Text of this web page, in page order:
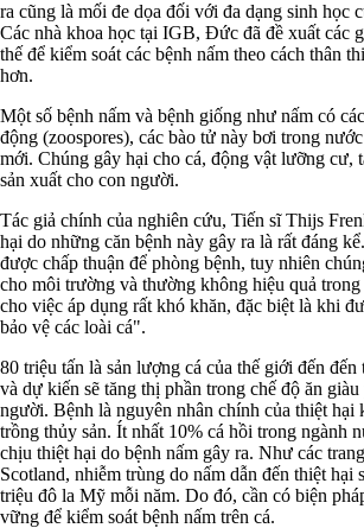
ra cũng là mối đe dọa đối với đa dạng sinh học
Các nhà khoa học tại IGB, Đức đã đề xuất các
thế để kiểm soát các bệnh nấm theo cách thân
hơn.
Một số bệnh nấm và bệnh giống như nấm có
động (zoospores), các bào tử này bơi trong
mới. Chúng gây hại cho cá, động vật lưỡng cư,
sản xuất cho con người.
Tác giả chính của nghiên cứu, Tiến sĩ Thijs
hại do những căn bệnh này gây ra là rất đáng
được chấp thuận để phòng bệnh, tuy nhiên
cho môi trường và thường không hiệu quả
cho việc áp dụng rất khó khăn, đặc biệt là khi
bảo vệ các loài cá".
80 triệu tấn là sản lượng cá của thế giới đến
và dự kiến sẽ tăng thị phần trong chế độ ăn
người. Bệnh là nguyên nhân chính của thiệt hại
trồng thủy sản. Ít nhất 10% cá hồi trong ngành
chịu thiệt hại do bệnh nấm gây ra. Như các
Scotland, nhiễm trùng do nấm dẫn đến thiệt hại
triệu đô la Mỹ mỗi năm. Do đó, cần có biện
vững để kiểm soát bệnh nấm trên cá.